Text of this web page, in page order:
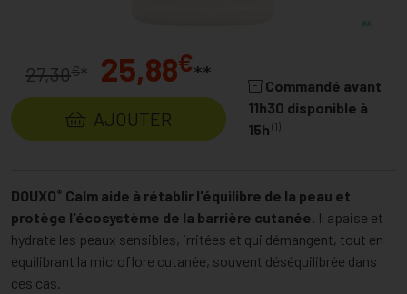
27,30€* 25,88€**
AJOUTER
Commandé avant
11h30 disponible à
15h (1)
DOUXO® Calm aide à rétablir l'équilibre de la peau et
protège l'écosystème de la barrière cutanée. Il apaise et
hydrate les peaux sensibles, irritées et qui démangent, tout en
équilibrant la microflore cutanée, souvent déséquilibrée dans
ces cas.